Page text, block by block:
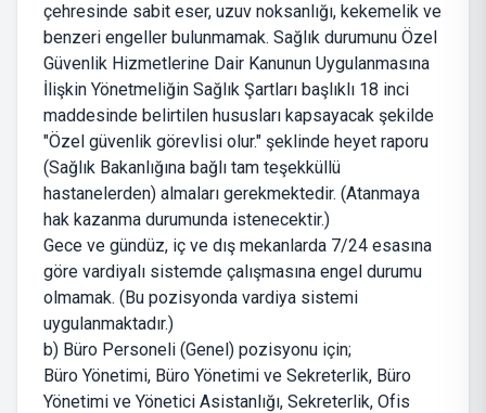
çehresinde sabit eser, uzuv noksanlığı, kekemelik ve
benzeri engeller bulunmamak. Sağlık durumunu Özel
Güvenlik Hizmetlerine Dair Kanunun Uygulanmasına
İlişkin Yönetmeliğin Sağlık Şartları başlıklı 18 inci
maddesinde belirtilen hususları kapsayacak şekilde
"Özel güvenlik görevlisi olur." şeklinde heyet raporu
(Sağlık Bakanlığına bağlı tam teşekküllü
hastanelerden) almaları gerekmektedir. (Atanmaya
hak kazanma durumunda istenecektir.)
Gece ve gündüz, iç ve dış mekanlarda 7/24 esasına
göre vardiyalı sistemde çalışmasına engel durumu
olmamak. (Bu pozisyonda vardiya sistemi
uygulanmaktadır.)
b) Büro Personeli (Genel) pozisyonu için;
Büro Yönetimi, Büro Yönetimi ve Sekreterlik, Büro
Yönetimi ve Yönetici Asistanlığı, Sekreterlik, Ofis